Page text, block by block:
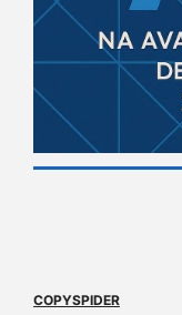
COPYSPIDER